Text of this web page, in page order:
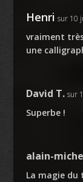
Henri sur 10
vraiment
une
David T. sur
Superbe !
alain-
La magie